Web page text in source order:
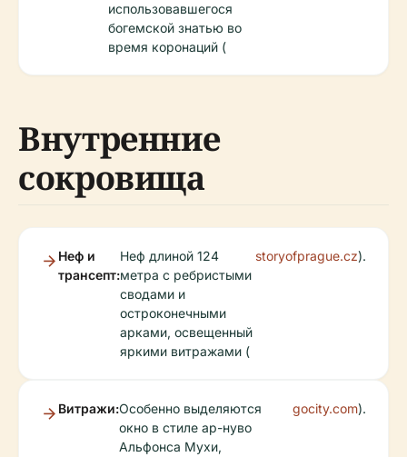
использовавшегося
богемской знатью во
время коронаций (
Внутренние
сокровища
Неф и
трансепт:
Неф длиной 124
метра с ребристыми
сводами и
остроконечными
арками, освещенный
яркими витражами (
storyofprague.cz).
Витражи:Особенно выделяются
окно в стиле ар-нуво
Альфонса Мухи,
gocity.com).